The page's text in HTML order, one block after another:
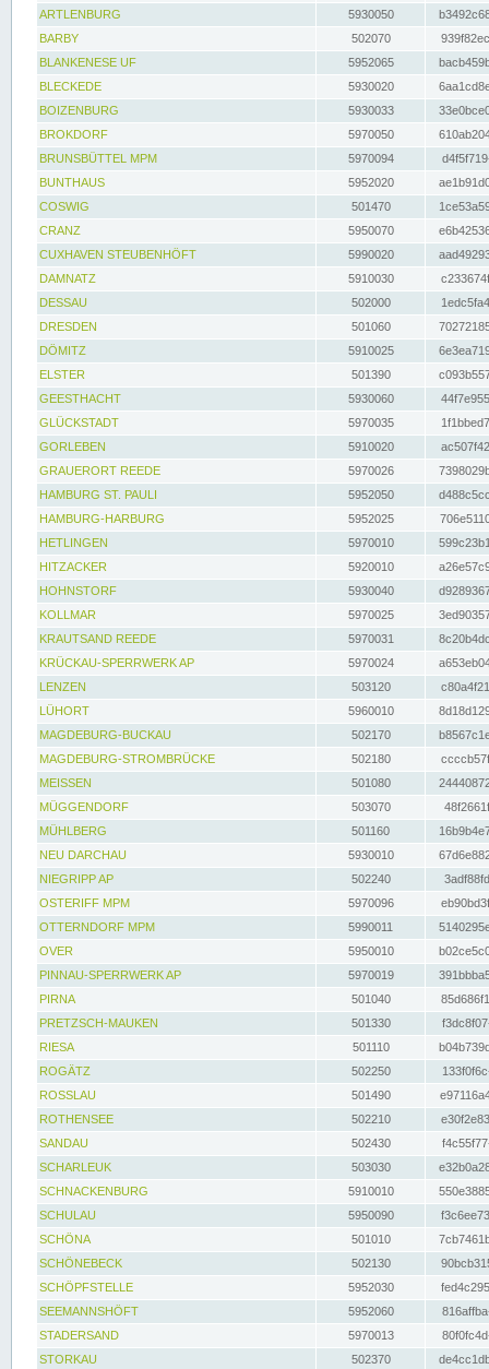
ARTLENBURG
5930050
BARBY
502070
BLANKENESE UF
5952065
BLECKEDE
5930020
BOIZENBURG
5930033
BROKDORF
5970050
BRUNSBÜTTEL MPM
5970094
BUNTHAUS
5952020
COSWIG
501470
CRANZ
5950070
CUXHAVEN STEUBENHÖFT
5990020
DAMNATZ
5910030
DESSAU
502000
DRESDEN
501060
DÖMITZ
5910025
ELSTER
501390
GEESTHACHT
5930060
GLÜCKSTADT
5970035
GORLEBEN
5910020
GRAUERORT REEDE
5970026
HAMBURG ST. PAULI
5952050
HAMBURG-HARBURG
5952025
HETLINGEN
5970010
HITZACKER
5920010
HOHNSTORF
5930040
KOLLMAR
5970025
KRAUTSAND REEDE
5970031
KRÜCKAU-SPERRWERK AP
5970024
LENZEN
503120
LÜHORT
5960010
MAGDEBURG-BUCKAU
502170
MAGDEBURG-STROMBRÜCKE
502180
MEISSEN
501080
MÜGGENDORF
503070
MÜHLBERG
501160
NEU DARCHAU
5930010
NIEGRIPP AP
502240
OSTERIFF MPM
5970096
OTTERNDORF MPM
5990011
OVER
5950010
PINNAU-SPERRWERK AP
5970019
PIRNA
501040
PRETZSCH-MAUKEN
501330
RIESA
501110
ROGÄTZ
502250
ROSSLAU
501490
ROTHENSEE
502210
SANDAU
502430
SCHARLEUK
503030
SCHNACKENBURG
5910010
SCHULAU
5950090
SCHÖNA
501010
SCHÖNEBECK
502130
SCHÖPFSTELLE
5952030
SEEMANNSHÖFT
5952060
STADERSAND
5970013
STORKAU
502370